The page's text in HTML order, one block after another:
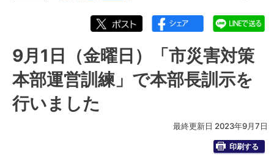
フォトダイアリー 2023年度
フォトダイアリー 2023年9月
9月1日（金曜日）「市災害対策本部運営訓練」で本部長訓示
を行いました
9月1日（金曜日）「市災害対策
本部運営訓練」で本部長訓示を
行いました
最終更新日 2023年9月7日
印刷する